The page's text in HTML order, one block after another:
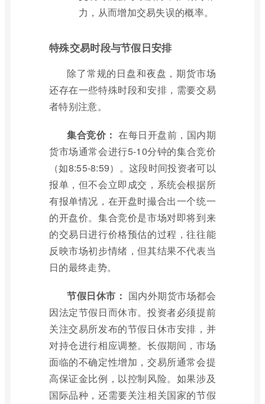
力，从而增加交易失误的概率。
特殊交易时段与节假日安排
除了常规的日盘和夜盘，期货市场
还存在一些特殊时段和安排，需要交易
者特别注意。
集合竞价： 在每日开盘前，国内期
货市场通常会进行5-10分钟的集合竞价
（如8:55-8:59）。这段时间投资者可以
报单，但不会立即成交，系统会根据所
有报单情况，在开盘时撮合出一个统一
的开盘价。集合竞价是市场对即将到来
的交易日进行价格预估的过程，往往能
反映市场初步情绪，但其结果不代表当
日的最终走势。
节假日休市： 国内外期货市场都会
因法定节假日而休市。投资者必须提前
关注交易所发布的节假日休市安排，并
对持仓进行相应调整。长假期间，市场
面临的不确定性增加，交易所通常会提
高保证金比例，以控制风险。如果涉及
国际品种，还需要关注相关国家的节假